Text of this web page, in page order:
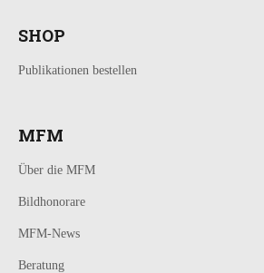
SHOP
Publikationen bestellen
MFM
Über die MFM
Bildhonorare
MFM-News
Beratung